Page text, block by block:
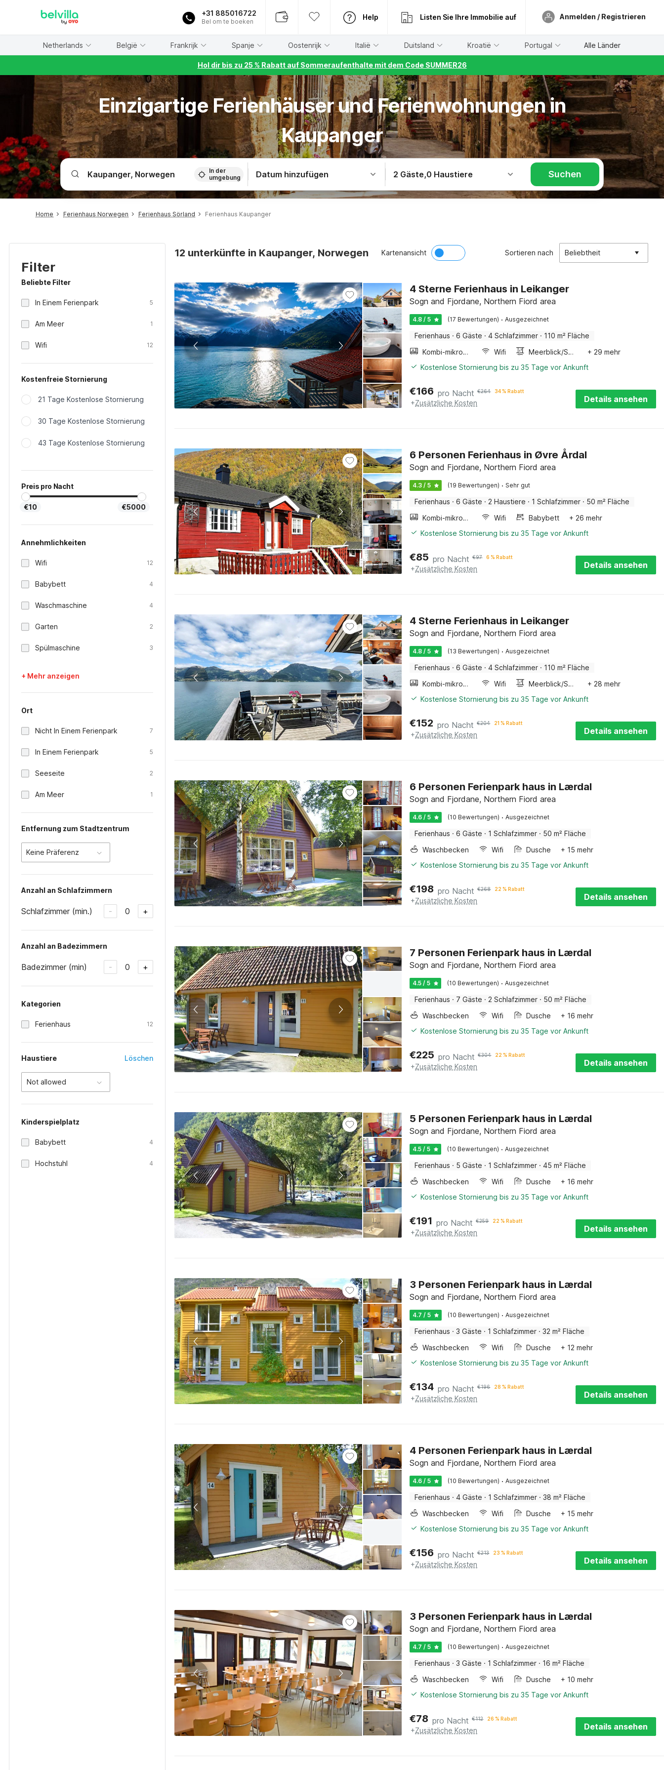
+31 885016722
Bel om te boeken
Help Listen Sie Ihre Immobilie auf Anmelden / Registrieren
Netherlands België Frankrijk Spanje Oostenrijk Italië Duitsland Kroatië Portugal Alle Länder
Hol dir bis zu 25 % Rabatt auf Sommeraufenthalte mit dem Code SUMMER26
Einzigartige Ferienhäuser und Ferienwohnungen in
Kaupanger
In der
umgebung
Datum hinzufügen 2 Gäste,0 Haustiere Suchen
Home Ferienhaus Norwegen Ferienhaus Sörland Ferienhaus Kaupanger
Filter
Beliebte Filter
In Einem Ferienpark 5
Am Meer 1
Wifi 12
Kostenfreie Stornierung
21 Tage Kostenlose Stornierung
30 Tage Kostenlose Stornierung
43 Tage Kostenlose Stornierung
Preis pro Nacht
€10 €5000
Annehmlichkeiten
Wifi 12
Babybett 4
Waschmaschine 4
Garten 2
Spülmaschine 3
+ Mehr anzeigen
Ort
Nicht In Einem Ferienpark 7
In Einem Ferienpark 5
Seeseite 2
Am Meer 1
Entfernung zum Stadtzentrum
Keine Präferenz
Anzahl an Schlafzimmern
Schlafzimmer (min.) - 0 +
Anzahl an Badezimmern
Badezimmer (min) - 0 +
Kategorien
Ferienhaus 12
Haustiere Löschen
Not allowed
Kinderspielplatz
Babybett 4
Hochstuhl 4
12 unterkünfte in Kaupanger, Norwegen Kartenansicht Sortieren nach Beliebtheit
4 Sterne Ferienhaus in Leikanger
Sogn and Fjordane, Northern Fiord area
4.8 / 5 (17 Bewertungen) · Ausgezeichnet
Ferienhaus · 6 Gäste · 4 Schlafzimmer · 110 m² Fläche
Kombi-mikrowelle
Wifi Meerblick/Seeblick
+ 29 mehr
Kostenlose Stornierung bis zu 35 Tage vor Ankunft
€166 pro Nacht €264 34 % Rabatt
+Zusätzliche Kosten Details ansehen
6 Personen Ferienhaus in Øvre Årdal
Sogn and Fjordane, Northern Fiord area
4.3 / 5 (19 Bewertungen) · Sehr gut
Ferienhaus · 6 Gäste · 2 Haustiere · 1 Schlafzimmer · 50 m² Fläche
Kombi-mikrowelle
Wifi Babybett
+ 26 mehr
Kostenlose Stornierung bis zu 35 Tage vor Ankunft
€85 pro Nacht €97 6 % Rabatt
+Zusätzliche Kosten Details ansehen
4 Sterne Ferienhaus in Leikanger
Sogn and Fjordane, Northern Fiord area
4.8 / 5 (13 Bewertungen) · Ausgezeichnet
Ferienhaus · 6 Gäste · 4 Schlafzimmer · 110 m² Fläche
Kombi-mikrowelle
Wifi Meerblick/Seeblick
+ 28 mehr
Kostenlose Stornierung bis zu 35 Tage vor Ankunft
€152 pro Nacht €204 21 % Rabatt
+Zusätzliche Kosten Details ansehen
6 Personen Ferienpark haus in Lærdal
Sogn and Fjordane, Northern Fiord area
4.6 / 5 (10 Bewertungen) · Ausgezeichnet
Ferienhaus · 6 Gäste · 1 Schlafzimmer · 50 m² Fläche
Waschbecken
Wifi Dusche
+ 15 mehr
Kostenlose Stornierung bis zu 35 Tage vor Ankunft
€198 pro Nacht €268 22 % Rabatt
+Zusätzliche Kosten Details ansehen
7 Personen Ferienpark haus in Lærdal
Sogn and Fjordane, Northern Fiord area
4.5 / 5 (10 Bewertungen) · Ausgezeichnet
Ferienhaus · 7 Gäste · 2 Schlafzimmer · 50 m² Fläche
Waschbecken
Wifi Dusche
+ 16 mehr
Kostenlose Stornierung bis zu 35 Tage vor Ankunft
€225 pro Nacht €304 22 % Rabatt
+Zusätzliche Kosten Details ansehen
5 Personen Ferienpark haus in Lærdal
Sogn and Fjordane, Northern Fiord area
4.5 / 5 (10 Bewertungen) · Ausgezeichnet
Ferienhaus · 5 Gäste · 1 Schlafzimmer · 45 m² Fläche
Waschbecken
Wifi Dusche
+ 16 mehr
Kostenlose Stornierung bis zu 35 Tage vor Ankunft
€191 pro Nacht €259 22 % Rabatt
+Zusätzliche Kosten Details ansehen
3 Personen Ferienpark haus in Lærdal
Sogn and Fjordane, Northern Fiord area
4.7 / 5 (10 Bewertungen) · Ausgezeichnet
Ferienhaus · 3 Gäste · 1 Schlafzimmer · 32 m² Fläche
Waschbecken
Wifi Dusche
+ 12 mehr
Kostenlose Stornierung bis zu 35 Tage vor Ankunft
€134 pro Nacht €196 28 % Rabatt
+Zusätzliche Kosten Details ansehen
4 Personen Ferienpark haus in Lærdal
Sogn and Fjordane, Northern Fiord area
4.6 / 5 (10 Bewertungen) · Ausgezeichnet
Ferienhaus · 4 Gäste · 1 Schlafzimmer · 38 m² Fläche
Waschbecken
Wifi Dusche
+ 15 mehr
Kostenlose Stornierung bis zu 35 Tage vor Ankunft
€156 pro Nacht €213 23 % Rabatt
+Zusätzliche Kosten Details ansehen
3 Personen Ferienpark haus in Lærdal
Sogn and Fjordane, Northern Fiord area
4.7 / 5 (10 Bewertungen) · Ausgezeichnet
Ferienhaus · 3 Gäste · 1 Schlafzimmer · 16 m² Fläche
Waschbecken
Wifi Dusche
+ 10 mehr
Kostenlose Stornierung bis zu 35 Tage vor Ankunft
€78 pro Nacht €112 26 % Rabatt
+Zusätzliche Kosten Details ansehen